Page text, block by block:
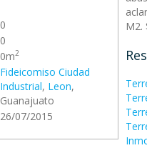
0
0
0m2
Fideicomiso Ciudad
Industrial, Leon,
Guanajuato
26/07/2015
M2.